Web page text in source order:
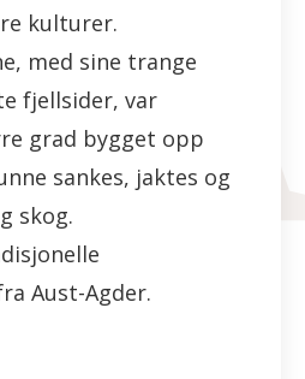
kulturer.
med sine trange
fjellsider, var
grad bygget opp
sankes, jaktes og
skog.
Aust-Agder.